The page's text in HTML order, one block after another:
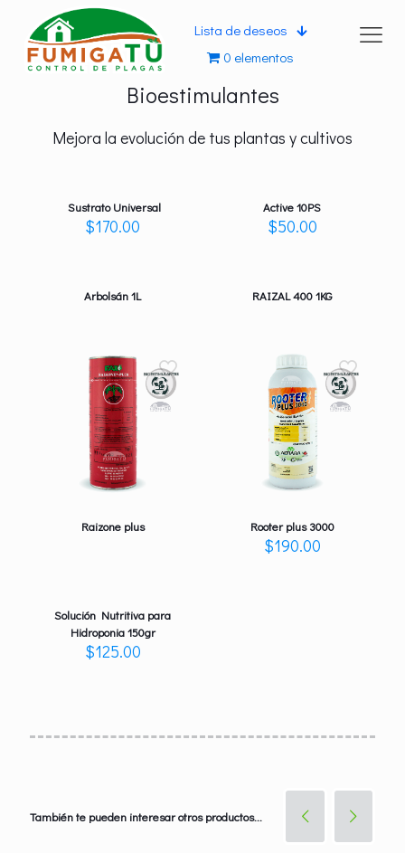
Lista de deseos
0 elementos
Bioestimulantes
Mejora la evolución de tus plantas y cultivos
Sustrato Universal
$170.00
Active 10PS
$50.00
Arbolsán 1L RAIZAL 400 1KG
Raizone plus Rooter plus 3000
$190.00
Solución Nutritiva para
Hidroponia 150gr
$125.00
También te pueden interesar otros productos...